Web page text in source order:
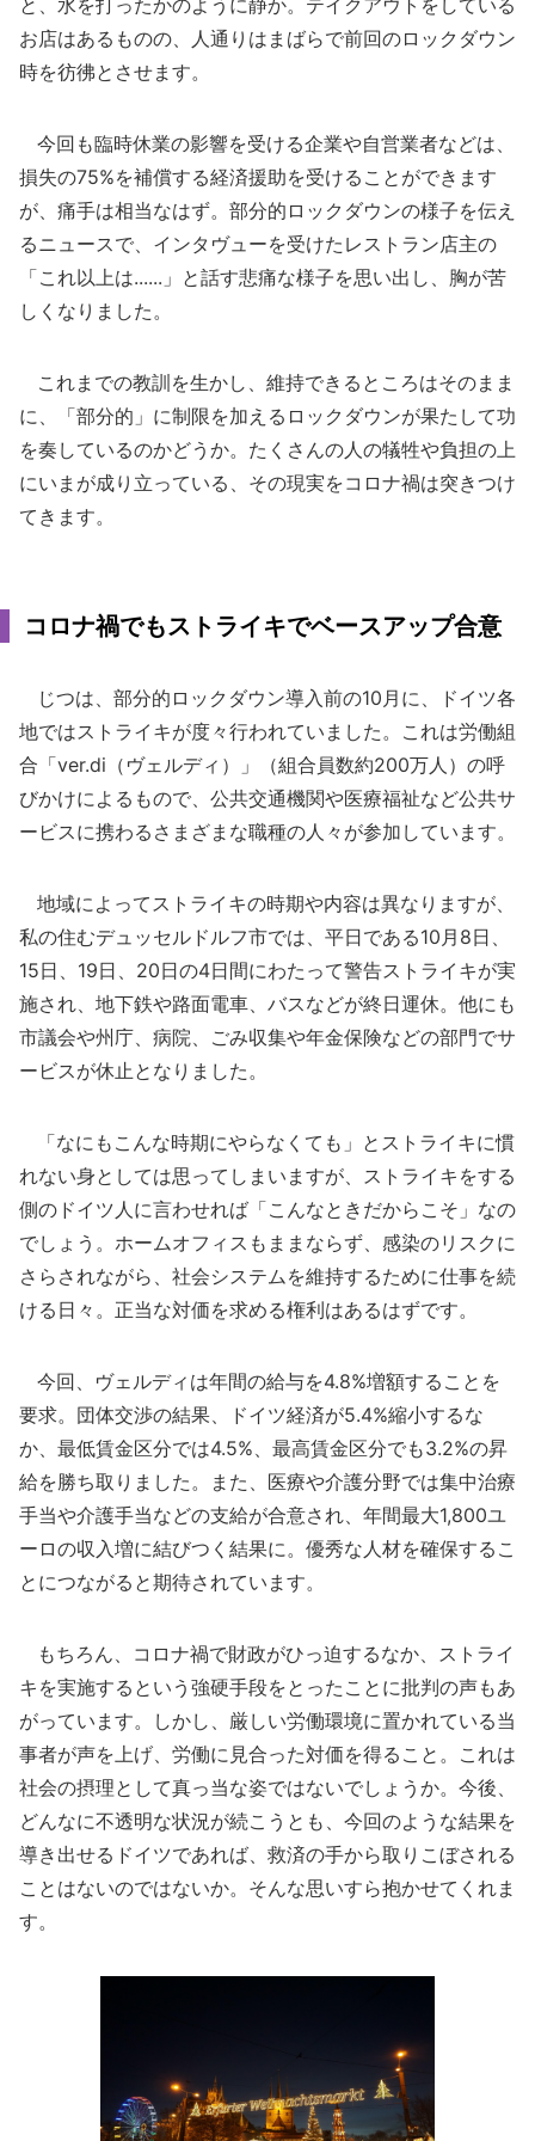
お店はあるものの、人通りはまばらで前回のロックダウン
時を彷彿とさせます。
今回も臨時休業の影響を受ける企業や自営業者などは、
損失の75%を補償する経済援助を受けることができます
が、痛手は相当なはず。部分的ロックダウンの様子を伝え
るニュースで、インタヴューを受けたレストラン店主の
「これ以上は......」と話す悲痛な様子を思い出し、胸が苦
しくなりました。
これまでの教訓を生かし、維持できるところはそのまま
に、「部分的」に制限を加えるロックダウンが果たして功
を奏しているのかどうか。たくさんの人の犠牲や負担の上
にいまが成り立っている、その現実をコロナ禍は突きつけ
てきます。
コロナ禍でもストライキでベースアップ合意
じつは、部分的ロックダウン導入前の10月に、ドイツ各
地ではストライキが度々行われていました。これは労働組
合「ver.di（ヴェルディ）」（組合員数約200万人）の呼
びかけによるもので、公共交通機関や医療福祉など公共サ
ービスに携わるさまざまな職種の人々が参加しています。
地域によってストライキの時期や内容は異なりますが、
私の住むデュッセルドルフ市では、平日である10月8日、
15日、19日、20日の4日間にわたって警告ストライキが実
施され、地下鉄や路面電車、バスなどが終日運休。他にも
市議会や州庁、病院、ごみ収集や年金保険などの部門でサ
ービスが休止となりました。
「なにもこんな時期にやらなくても」とストライキに慣
れない身としては思ってしまいますが、ストライキをする
側のドイツ人に言わせれば「こんなときだからこそ」なの
でしょう。ホームオフィスもままならず、感染のリスクに
さらされながら、社会システムを維持するために仕事を続
ける日々。正当な対価を求める権利はあるはずです。
今回、ヴェルディは年間の給与を4.8%増額することを
要求。団体交渉の結果、ドイツ経済が5.4%縮小するな
か、最低賃金区分では4.5%、最高賃金区分でも3.2%の昇
給を勝ち取りました。また、医療や介護分野では集中治療
手当や介護手当などの支給が合意され、年間最大1,800ユ
ーロの収入増に結びつく結果に。優秀な人材を確保するこ
とにつながると期待されています。
もちろん、コロナ禍で財政がひっ迫するなか、ストライ
キを実施するという強硬手段をとったことに批判の声もあ
がっています。しかし、厳しい労働環境に置かれている当
事者が声を上げ、労働に見合った対価を得ること。これは
社会の摂理として真っ当な姿ではないでしょうか。今後、
どんなに不透明な状況が続こうとも、今回のような結果を
導き出せるドイツであれば、救済の手から取りこぼされる
ことはないのではないか。そんな思いすら抱かせてくれま
す。